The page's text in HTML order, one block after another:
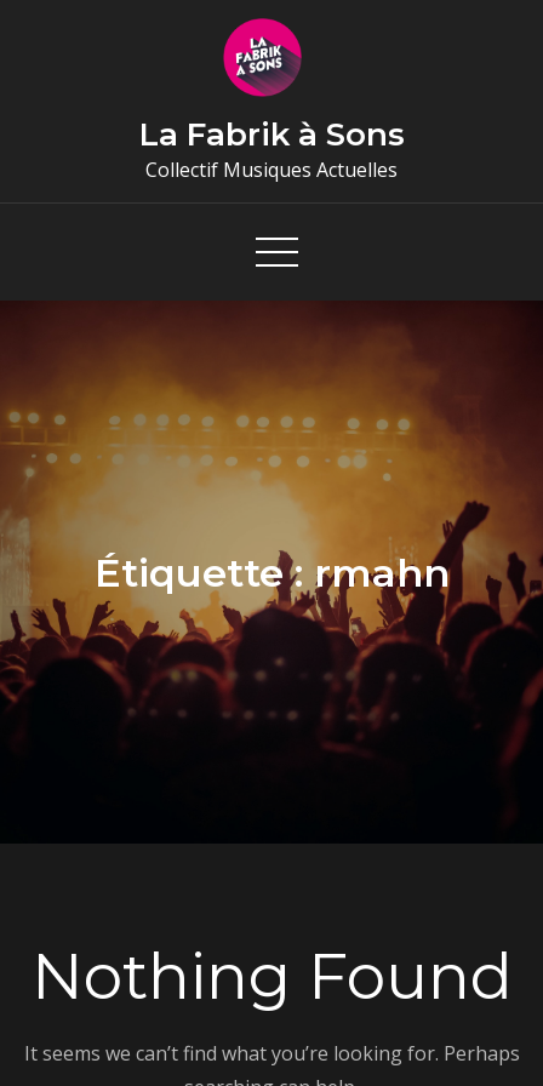
La Fabrik à Sons
Collectif Musiques Actuelles
Étiquette : rmahn
Nothing Found
It seems we can’t find what you’re looking for. Perhaps